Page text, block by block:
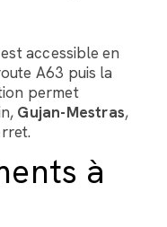
est accessible en
A63 puis la
permet
Gujan-Mestras,
à